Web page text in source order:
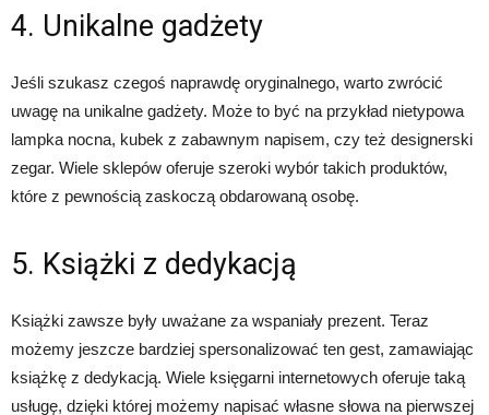
4. Unikalne gadżety
Jeśli szukasz czegoś naprawdę oryginalnego, warto zwrócić
uwagę na unikalne gadżety. Może to być na przykład nietypowa
lampka nocna, kubek z zabawnym napisem, czy też designerski
zegar. Wiele sklepów oferuje szeroki wybór takich produktów,
które z pewnością zaskoczą obdarowaną osobę.
5. Książki z dedykacją
Książki zawsze były uważane za wspaniały prezent. Teraz
możemy jeszcze bardziej spersonalizować ten gest, zamawiając
książkę z dedykacją. Wiele księgarni internetowych oferuje taką
usługę, dzięki której możemy napisać własne słowa na pierwszej